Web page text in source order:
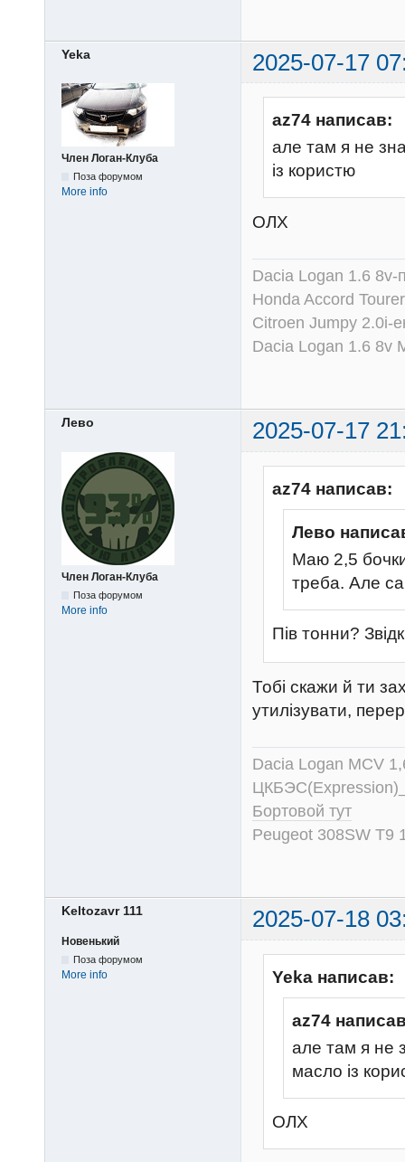
Yeka 2025-07-17
Член Логан-Клуба
Поза форумом
More info
az74 написав:
але там я не
із користю
ОЛХ
Dacia Logan 1.6
Honda Accord
Citroen Jumpy 2.0i-
Dacia Logan 1.6 8v
Лево 2025-07-17
Член Логан-Клуба
Поза форумом
More info
az74 написав:
Лево
Маю 2,5
треба. Але
Пів тонни?
Тобі скажи й ти
утилізувати,
Dacia Logan MCV
Бортовой тут
Peugeot 308SW T9
Keltozavr 111 2025-07-18
Новенький
Поза форумом
More info Yeka написав:
az74
але там я не
масло із
ОЛХ